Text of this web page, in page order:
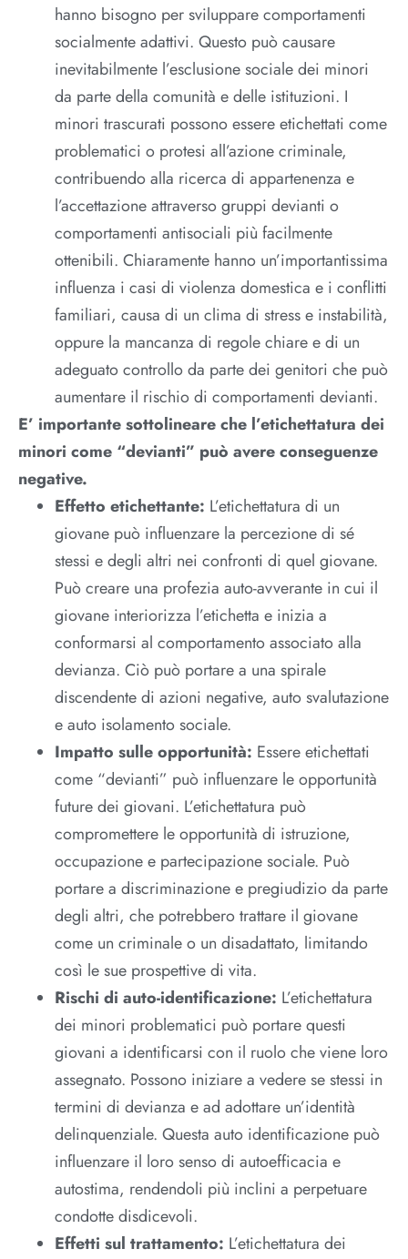
hanno bisogno per sviluppare comportamenti
socialmente adattivi. Questo può causare
inevitabilmente l’esclusione sociale dei minori
da parte della comunità e delle istituzioni. I
minori trascurati possono essere etichettati come
problematici o protesi all’azione criminale,
contribuendo alla ricerca di appartenenza e
l’accettazione attraverso gruppi devianti o
comportamenti antisociali più facilmente
ottenibili. Chiaramente hanno un’importantissima
influenza i casi di violenza domestica e i conflitti
familiari, causa di un clima di stress e instabilità,
oppure la mancanza di regole chiare e di un
adeguato controllo da parte dei genitori che può
aumentare il rischio di comportamenti devianti.
E’ importante sottolineare che l’etichettatura dei
minori come “devianti” può avere conseguenze
negative.
Effetto etichettante: L’etichettatura di un
giovane può influenzare la percezione di sé
stessi e degli altri nei confronti di quel giovane.
Può creare una profezia auto-avverante in cui il
giovane interiorizza l’etichetta e inizia a
conformarsi al comportamento associato alla
devianza. Ciò può portare a una spirale
discendente di azioni negative, auto svalutazione
e auto isolamento sociale.
Impatto sulle opportunità: Essere etichettati
come “devianti” può influenzare le opportunità
future dei giovani. L’etichettatura può
compromettere le opportunità di istruzione,
occupazione e partecipazione sociale. Può
portare a discriminazione e pregiudizio da parte
degli altri, che potrebbero trattare il giovane
come un criminale o un disadattato, limitando
così le sue prospettive di vita.
Rischi di auto-identificazione: L’etichettatura
dei minori problematici può portare questi
giovani a identificarsi con il ruolo che viene loro
assegnato. Possono iniziare a vedere se stessi in
termini di devianza e ad adottare un’identità
delinquenziale. Questa auto identificazione può
influenzare il loro senso di autoefficacia e
autostima, rendendoli più inclini a perpetuare
condotte disdicevoli.
Effetti sul trattamento: L’etichettatura dei